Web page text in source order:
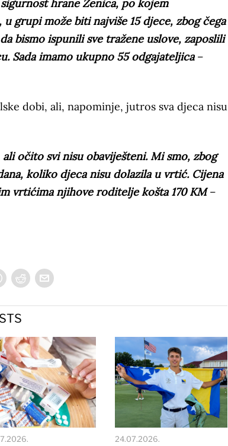
hrane Zenica, po kojem
grupi može biti najviše 15 djece, zbog čega
bismo ispunili sve tražene uslove, zaposlili
Sada imamo ukupno 55 odgajateljica–
dobi, ali, napominje, jutros sva djeca nisu
očito svi nisu obaviješteni. Mi smo, zbog
koliko djeca nisu dolazila u vrtić. Cijena
vrtićima njihove roditelje košta 170 KM–
24.07.2026.